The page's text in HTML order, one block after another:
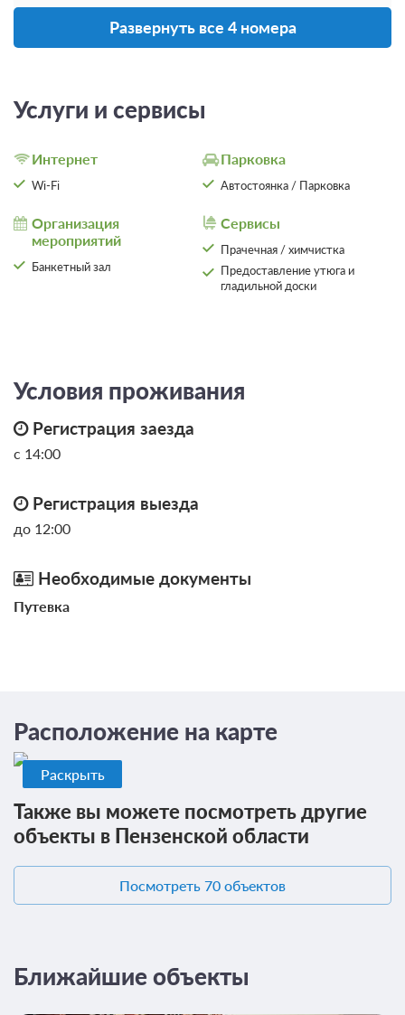
7 фото
Проживание без питания
Трехместный (Комфорт) Подробнее
30м 2
Проживание без питания
Развернуть все 4 номера
Услуги и сервисы
Интернет
Wi-Fi
Организация
мероприятий
Банкетный зал
Парковка
Автостоянка / Парковка
Сервисы
Прачечная / химчистка
Предоставление утюга и
гладильной доски
Условия проживания
Регистрация заезда
с 14:00
Регистрация выезда
до 12:00
Необходимые документы
Путевка
Расположение на карте
Раскрыть
Также вы можете посмотреть другие
объекты в Пензенской области
Посмотреть 70 объектов
Ближайшие объекты